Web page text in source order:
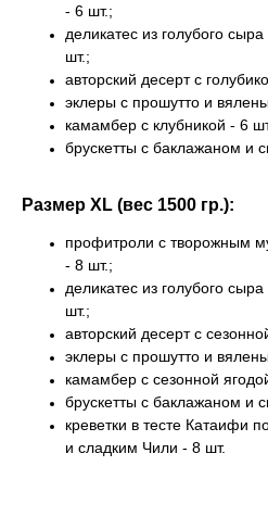
- 6 шт.;
деликатес из голубого
шт.;
авторский десерт с
эклеры с прошутто и
камамбер с клубникой - 6
брускетты с баклажаном и
Размер XL (вес 1500 гр.):
профитроли с творожным
- 8 шт.;
деликатес из голубого
шт.;
авторский десерт с
эклеры с прошутто и
камамбер с сезонной
брускетты с баклажаном и
креветки в тесте Катаифи
и сладким Чили - 8 шт.